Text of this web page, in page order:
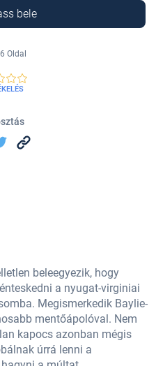
bele
Oldal
beleegyezik, hogy
a nyugat-virginiai
Megismerkedik Baylie-
mentőápolóval. Nem
kapocs azonban mégis
úrrá lenni a